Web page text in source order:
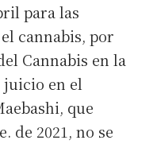
para las
cannabis, por
Cannabis en la
juicio en el
que
de 2021, no se